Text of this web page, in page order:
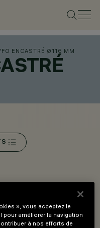
ENCASTRÉ Ø116 MM
en saillie ou
dans tout type
», vous acceptez le
pour améliorer la navigation
à nos efforts de